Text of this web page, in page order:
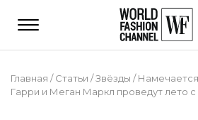
Главная /Статьи /Звёзды /
Гарри и Меган Маркл проведут лето